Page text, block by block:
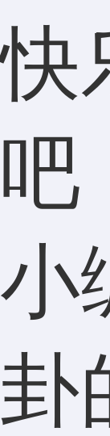
快
吧
小
卦